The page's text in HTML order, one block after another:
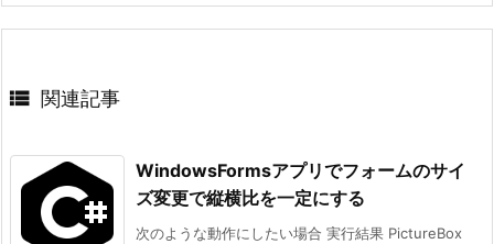
 関連記事
WindowsFormsアプリでフォームのサイ
ズ変更で縦横比を一定にする
次のような動作にしたい場合 実行結果 PictureBox